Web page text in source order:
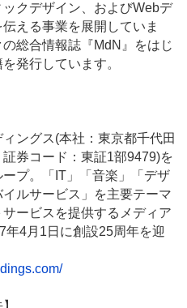
クデザイン、およびWebデ
える事業を展開していま
総合情報誌『MdN』をはじ
発行しています。
ングス(本社：東京都千代田
券コード：東証1部9479)を
プ。「IT」「音楽」「デザ
ルサービス」を主要テーマ
ービスを提供するメディア
4月1日に創設25周年を迎